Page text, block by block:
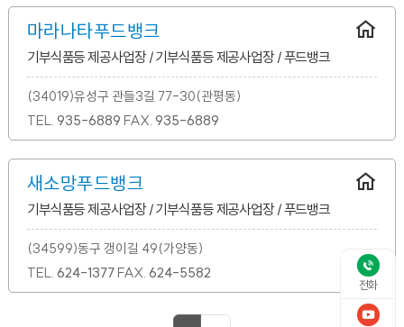
전화
마라나타푸드뱅크
기부식품등 제공사업장 / 기부식품등 제공사업장 / 푸드뱅크
(34019)유성구 관들3길 77-30(관평동)
TEL. 935-6889 FAX. 935-6889
새소망푸드뱅크
기부식품등 제공사업장 / 기부식품등 제공사업장 / 푸드뱅크
(34599)동구 갱이길 49(가양동)
TEL. 624-1377 FAX. 624-5582